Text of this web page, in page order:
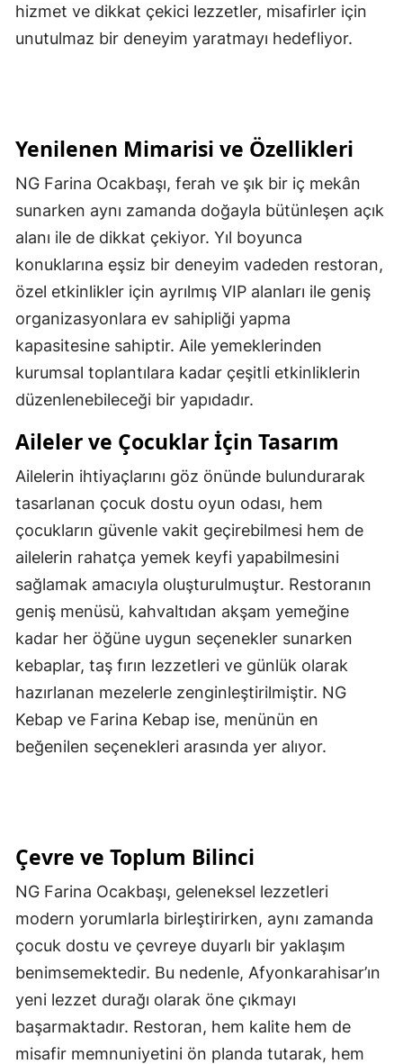
hizmet ve dikkat çekici lezzetler, misafirler için
unutulmaz bir deneyim yaratmayı hedefliyor.
Yenilenen Mimarisi ve Özellikleri
NG Farina Ocakbaşı, ferah ve şık bir iç mekân
sunarken aynı zamanda doğayla bütünleşen açık
alanı ile de dikkat çekiyor. Yıl boyunca
konuklarına eşsiz bir deneyim vadeden restoran,
özel etkinlikler için ayrılmış VIP alanları ile geniş
organizasyonlara ev sahipliği yapma
kapasitesine sahiptir. Aile yemeklerinden
kurumsal toplantılara kadar çeşitli etkinliklerin
düzenlenebileceği bir yapıdadır.
Aileler ve Çocuklar İçin Tasarım
Ailelerin ihtiyaçlarını göz önünde bulundurarak
tasarlanan çocuk dostu oyun odası, hem
çocukların güvenle vakit geçirebilmesi hem de
ailelerin rahatça yemek keyfi yapabilmesini
sağlamak amacıyla oluşturulmuştur. Restoranın
geniş menüsü, kahvaltıdan akşam yemeğine
kadar her öğüne uygun seçenekler sunarken
kebaplar, taş fırın lezzetleri ve günlük olarak
hazırlanan mezelerle zenginleştirilmiştir. NG
Kebap ve Farina Kebap ise, menünün en
beğenilen seçenekleri arasında yer alıyor.
Çevre ve Toplum Bilinci
NG Farina Ocakbaşı, geleneksel lezzetleri
modern yorumlarla birleştirirken, aynı zamanda
çocuk dostu ve çevreye duyarlı bir yaklaşım
benimsemektedir. Bu nedenle, Afyonkarahisar’ın
yeni lezzet durağı olarak öne çıkmayı
başarmaktadır. Restoran, hem kalite hem de
misafir memnuniyetini ön planda tutarak, hem